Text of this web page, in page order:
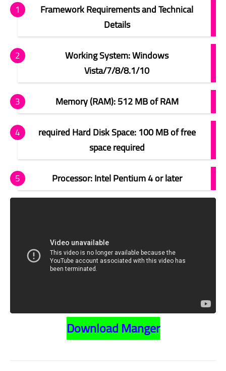
Framework Requirements and Technical
Details
Working System: Windows
Vista/7/8/8.1/10
Memory (RAM): 512 MB of RAM
required Hard Disk Space: 100 MB of free
space required
Processor: Intel Pentium 4 or later
Download Manger